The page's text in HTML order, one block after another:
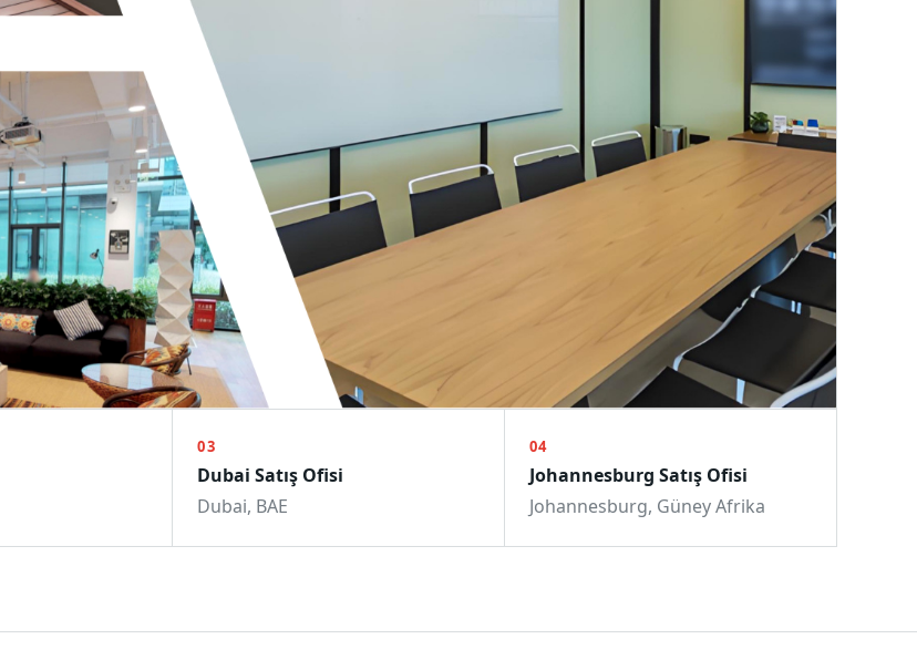
03
Dubai Satış Ofisi
Dubai, BAE
04
Johannesburg Satış Ofisi
Johannesburg, Güney Afrika